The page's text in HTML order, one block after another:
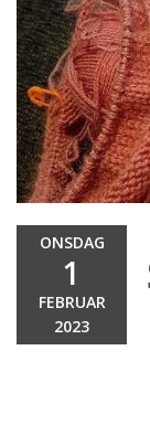
ONSDAG
1
FEBRUAR
2023